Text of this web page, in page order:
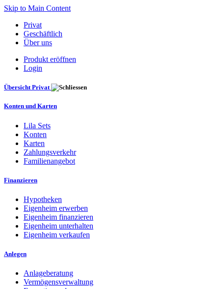
Skip to Main Content
Privat
Geschäftlich
Über uns
Produkt eröffnen
Login
Übersicht Privat
Konten und Karten
Lila Sets
Konten
Karten
Zahlungsverkehr
Familienangebot
Finanzieren
Hypotheken
Eigenheim erwerben
Eigenheim finanzieren
Eigenheim unterhalten
Eigenheim verkaufen
Anlegen
Anlageberatung
Vermögensverwaltung